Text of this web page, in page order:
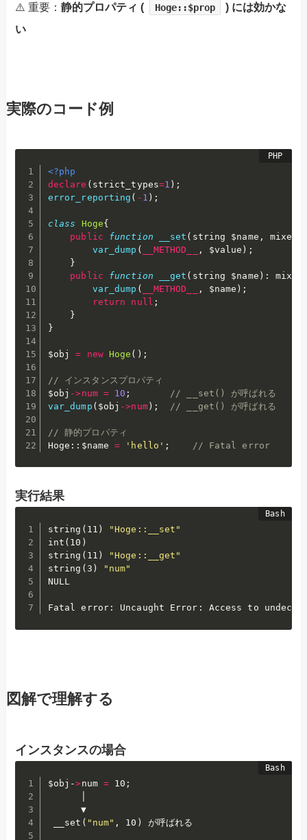
⚠️ 重要：静的プロパティ ( Hoge::$prop
) には効かな
い
実際のコード例
<?php
declare ( strict_types=1 ) ;
error_reporting ( - 1 ) ;
class Hoge{
public
function __set ( string $name , mixed
var_dump ( __METHOD__ , $value ) ;
}
public
function __get ( string $name ) :
var_dump ( __METHOD__ , $name ) ;
return
null ;
}
}
$obj = new Hoge ( ) ;
// インスタンスプロパティ
$obj ->num = 10 ;
// __set() が呼ばれる
var_dump ( $obj ->num) ; // __get() が呼ばれる
// 静的プロパティ
Hoge : : $name = 'hello' ; // Fatal error
実行結果
string ( 11 )
"Hoge::__set"
int ( 10 )
string ( 11 )
"Hoge::__get"
string ( 3 )
"num"
NULL
Fatal error: Uncaught Error: Access to
図解で理解する
インスタンスの場合
$obj ->num = 10 ;
      ▼
__set ( "num" , 10 ) が呼ばれる